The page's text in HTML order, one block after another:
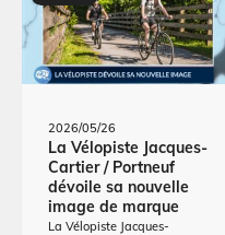
2026/05/26
La Vélopiste Jacques-
Cartier / Portneuf
dévoile sa nouvelle
image de marque
La Vélopiste Jacques-